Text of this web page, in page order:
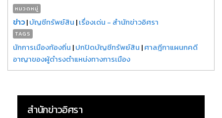
หมวดหมู่
ข่าว|บัญชีทรัพย์สิน |เรื่องเด่น - สำนักข่าวอิศรา
TAGS
นักการเมืองท้องถิ่น |ปกปิดบัญชีทรัพย์สิน |ศาลฎีกาแผนกคดี
อาญาของผู้ดำรงตำแหน่งทางการเมือง
สำนักข่าวอิศรา